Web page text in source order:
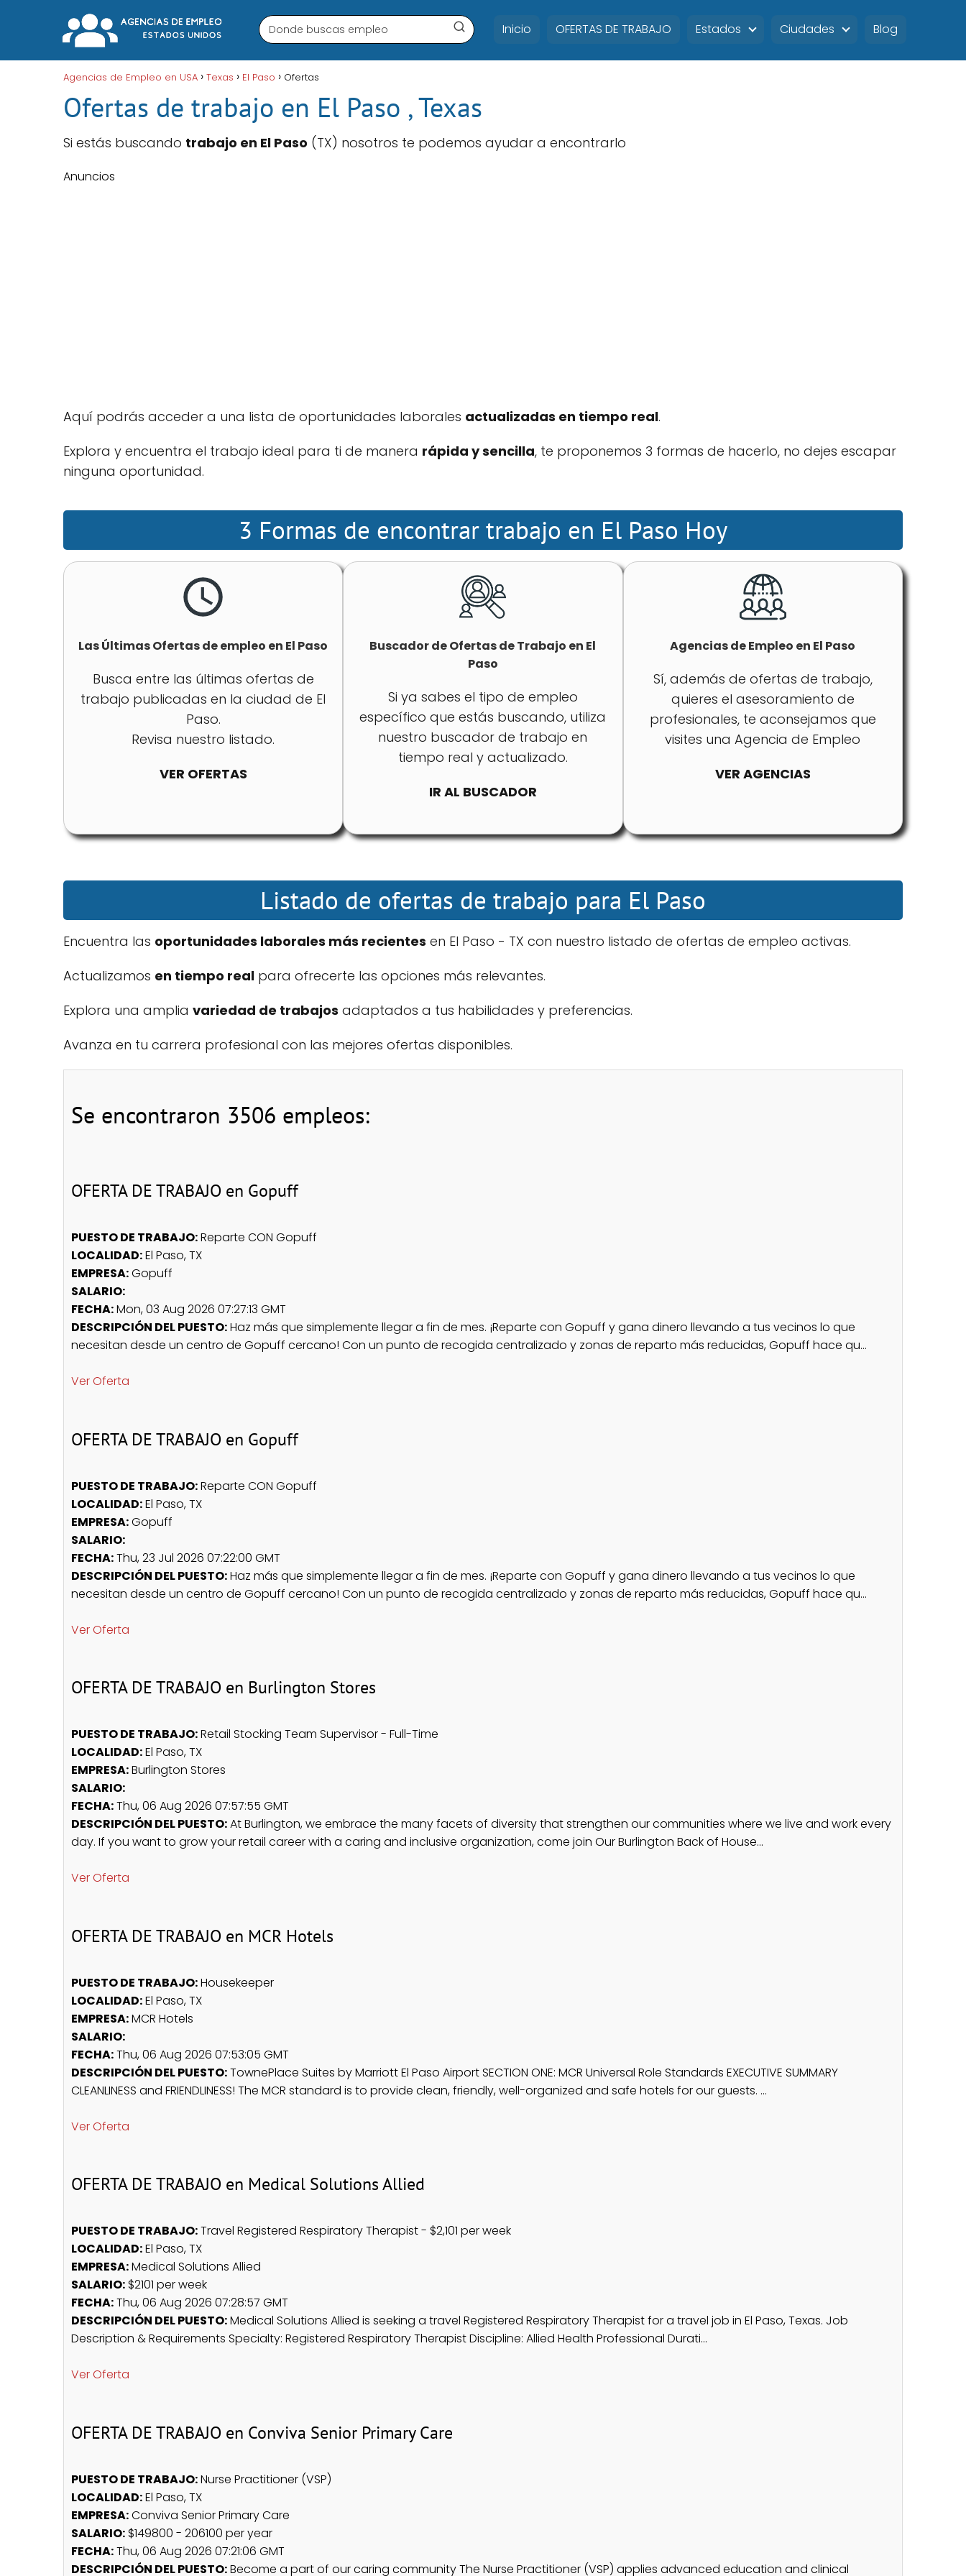
Inicio OFERTAS DE TRABAJO Estados Ciudades Blog
Agencias de Empleo en USA Texas El Paso Ofertas
Ofertas de trabajo en El Paso , Texas
Si estás buscando trabajo en El Paso (TX) nosotros te podemos ayudar a encontrarlo
Anuncios
Aquí podrás acceder a una lista de oportunidades laborales actualizadas en tiempo real.
Explora y encuentra el trabajo ideal para ti de manera rápida y sencilla, te proponemos 3 formas de hacerlo, no dejes escapar
ninguna oportunidad.
3 Formas de encontrar trabajo en El Paso Hoy
Las Últimas Ofertas de empleo en El Paso
Busca entre las últimas ofertas de
trabajo publicadas en la ciudad de El
Paso.
Revisa nuestro listado.
VER OFERTAS
Buscador de Ofertas de Trabajo en El
Paso
Si ya sabes el tipo de empleo
específico que estás buscando, utiliza
nuestro buscador de trabajo en
tiempo real y actualizado.
IR AL BUSCADOR
Agencias de Empleo en El Paso
Sí, además de ofertas de trabajo,
quieres el asesoramiento de
profesionales, te aconsejamos que
visites una Agencia de Empleo
VER AGENCIAS
Listado de ofertas de trabajo para El Paso
Encuentra las oportunidades laborales más recientes en El Paso - TX con nuestro listado de ofertas de empleo activas.
Actualizamos en tiempo real para ofrecerte las opciones más relevantes.
Explora una amplia variedad de trabajos adaptados a tus habilidades y preferencias.
Avanza en tu carrera profesional con las mejores ofertas disponibles.
Se encontraron 3506 empleos:
OFERTA DE TRABAJO en Gopuff
PUESTO DE TRABAJO:Reparte CON Gopuff
LOCALIDAD:El Paso, TX
EMPRESA:Gopuff
SALARIO:
FECHA:Mon, 03 Aug 2026 07:27:13 GMT
DESCRIPCIÓN DEL PUESTO:Haz más que simplemente llegar a fin de mes. ¡Reparte con Gopuff y gana dinero llevando a tus vecinos lo que
necesitan desde un centro de Gopuff cercano! Con un punto de recogida centralizado y zonas de reparto más reducidas, Gopuff hace qu...
Ver Oferta
OFERTA DE TRABAJO en Gopuff
PUESTO DE TRABAJO:Reparte CON Gopuff
LOCALIDAD:El Paso, TX
EMPRESA:Gopuff
SALARIO:
FECHA:Thu, 23 Jul 2026 07:22:00 GMT
DESCRIPCIÓN DEL PUESTO:Haz más que simplemente llegar a fin de mes. ¡Reparte con Gopuff y gana dinero llevando a tus vecinos lo que
necesitan desde un centro de Gopuff cercano! Con un punto de recogida centralizado y zonas de reparto más reducidas, Gopuff hace qu...
Ver Oferta
OFERTA DE TRABAJO en Burlington Stores
PUESTO DE TRABAJO:Retail Stocking Team Supervisor - Full-Time
LOCALIDAD:El Paso, TX
EMPRESA:Burlington Stores
SALARIO:
FECHA:Thu, 06 Aug 2026 07:57:55 GMT
DESCRIPCIÓN DEL PUESTO:At Burlington, we embrace the many facets of diversity that strengthen our communities where we live and work every
day. If you want to grow your retail career with a caring and inclusive organization, come join Our Burlington Back of House...
Ver Oferta
OFERTA DE TRABAJO en MCR Hotels
PUESTO DE TRABAJO:Housekeeper
LOCALIDAD:El Paso, TX
EMPRESA:MCR Hotels
SALARIO:
FECHA:Thu, 06 Aug 2026 07:53:05 GMT
DESCRIPCIÓN DEL PUESTO:TownePlace Suites by Marriott El Paso Airport SECTION ONE: MCR Universal Role Standards EXECUTIVE SUMMARY
CLEANLINESS and FRIENDLINESS! The MCR standard is to provide clean, friendly, well-organized and safe hotels for our guests. ...
Ver Oferta
OFERTA DE TRABAJO en Medical Solutions Allied
PUESTO DE TRABAJO:Travel Registered Respiratory Therapist - $2,101 per week
LOCALIDAD:El Paso, TX
EMPRESA:Medical Solutions Allied
SALARIO: $2101 per week
FECHA:Thu, 06 Aug 2026 07:28:57 GMT
DESCRIPCIÓN DEL PUESTO:Medical Solutions Allied is seeking a travel Registered Respiratory Therapist for a travel job in El Paso, Texas. Job
Description & Requirements Specialty: Registered Respiratory Therapist Discipline: Allied Health Professional Durati...
Ver Oferta
OFERTA DE TRABAJO en Conviva Senior Primary Care
PUESTO DE TRABAJO:Nurse Practitioner (VSP)
LOCALIDAD:El Paso, TX
EMPRESA:Conviva Senior Primary Care
SALARIO: $149800 - 206100 per year
FECHA:Thu, 06 Aug 2026 07:21:06 GMT
DESCRIPCIÓN DEL PUESTO:Become a part of our caring community The Nurse Practitioner (VSP) applies advanced education and clinical